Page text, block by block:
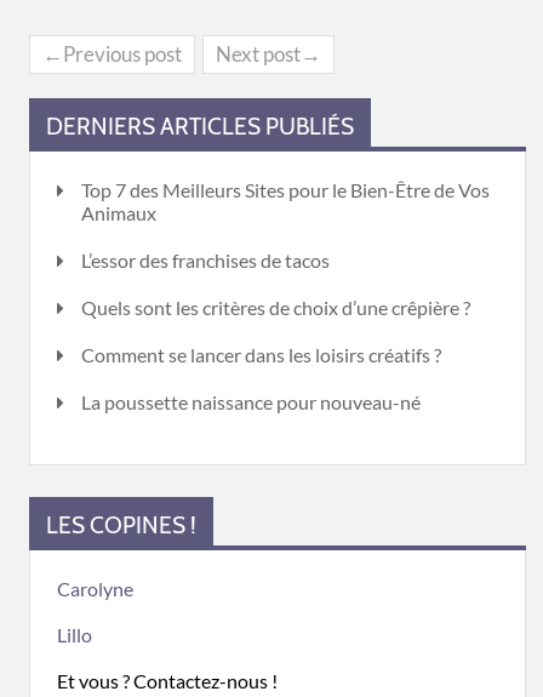
←Previous post Next post→
DERNIERS ARTICLES PUBLIÉS
Top 7 des Meilleurs Sites pour le Bien-Être de Vos
Animaux
L’essor des franchises de tacos
Quels sont les critères de choix d’une crêpière ?
Comment se lancer dans les loisirs créatifs ?
La poussette naissance pour nouveau-né
LES COPINES !
Carolyne
Lillo
Et vous ? Contactez-nous !